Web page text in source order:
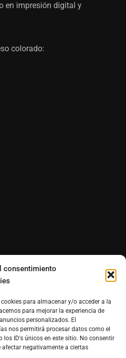
consentimiento
para almacenar y/o acceder a la
para mejorar la experiencia de
personalizados. El
nos permitirá procesar datos como el
ID's únicos en este sitio. No consentir
negativamente a ciertas
en impresión digital y
colorado: